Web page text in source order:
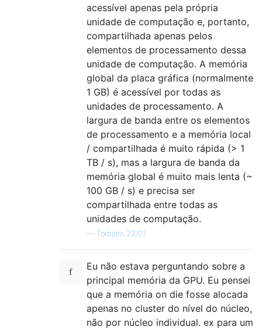
acessível apenas pela própria
unidade de computação e, portanto,
compartilhada apenas pelos
elementos de processamento dessa
unidade de computação. A memória
global da placa gráfica (normalmente
1 GB) é acessível por todas as
unidades de processamento. A
largura de banda entre os elementos
de processamento e a memória local
/ compartilhada é muito rápida (> 1
TB / s), mas a largura de banda da
memória global é muito mais lenta (~
100 GB / s) e precisa ser
compartilhada entre todas as
unidades de computação.
— Torbjörn 23/01
Eu não estava perguntando sobre a
principal memória da GPU. Eu pensei
que a memória on die fosse alocada
apenas no cluster do nível do núcleo,
não por núcleo individual. ex para um